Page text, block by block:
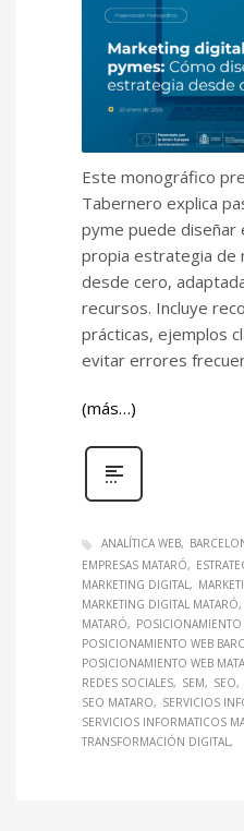
Este monográfico
Tabernero explica
pyme puede diseñar
propia estrategia de
desde cero,
recursos. Incluye
prácticas, ejemplos
evitar errores
(más…)
ANALÍTICA WEB
EMPRESAS MATARÓ
MARKETING DIGITAL
MARKETING DIGITAL MATARÓ
MATARÓ
POSICIONAMIENTO
POSICIONAMIENTO WEB
POSICIONAMIENTO WEB
REDES SOCIALES
SEM SEO
SEO MATARO
SERVICIOS
SERVICIOS INFORMATICOS
TRANSFORMACIÓN DIGITAL